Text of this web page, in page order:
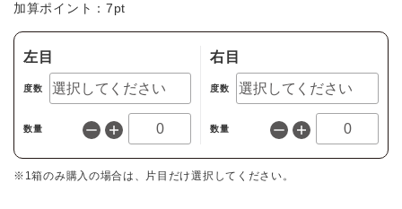
加算ポイント： 7pt
左目
度数
数量
右目
度数
数量
※1箱のみ購入の場合は、片目だけ選択してください。